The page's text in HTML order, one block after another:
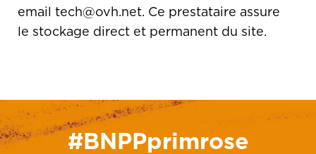
email tech@ovh.net. Ce prestataire assure
le stockage direct et permanent du site.
#BNPPprimrose